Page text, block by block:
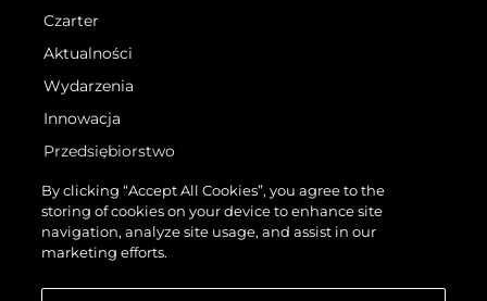
Czarter
Aktualności
Wydarzenia
Innowacja
Przedsiębiorstwo
Zespół
Styl Życia
Tradycja
By clicking “Accept All Cookies”, you agree to the
storing of cookies on your device to enhance site
navigation, analyze site usage, and assist in our
marketing efforts.